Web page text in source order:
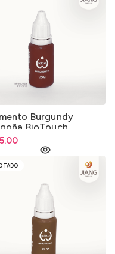
Burgundy
BioTouch
Permanente y